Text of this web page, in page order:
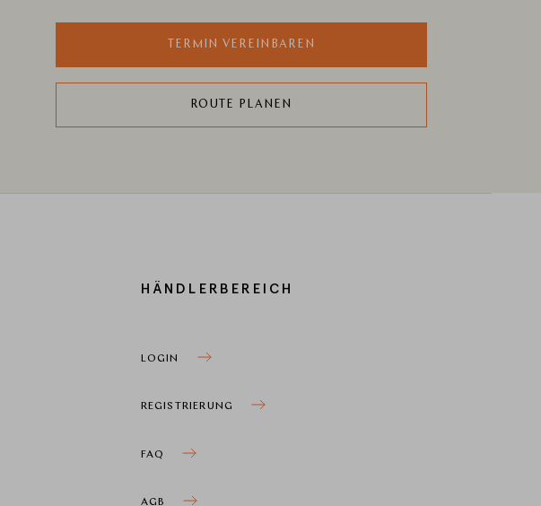
TERMIN VEREINBAREN
ROUTE PLANEN
HÄNDLERBEREICH
LOGIN
REGISTRIERUNG
FAQ
AGB